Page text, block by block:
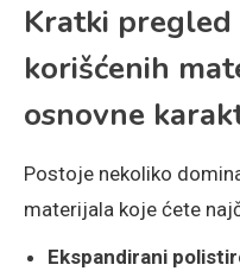
Kratki pregled
korišćenih
osnovne
Postoje nekoliko
materijala koje ćete
Ekspandirani